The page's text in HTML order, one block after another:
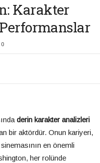
Karakter
0
derin karakter analizleri
bir aktördür. Onun kariyeri,
en önemli
her rolünde